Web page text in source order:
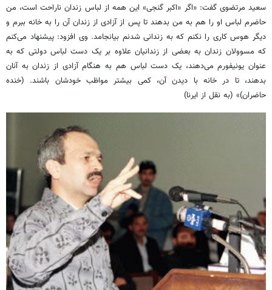
سعید مرتضوی گفت: «اگر «اکبر گنجی» این همه از لباس زندان ناراحت است، من
حاضرم لباس او را هم به من بدهند تا پس از آزادی از زندان آن را به خانه ببرم و
دیگر هوس کاری را نکنم که به زندانی شدنم بیانجامد. وی افزود: پیشنهاد می‌کنم
که مسوولان زندان به بعضی از زندانیان علاوه بر یک دست لباس دولتی که به
عنوان یونیفورم می‌دهند، یک دست لباس هم به هنگام آزادی از زندان به آنان
بدهند، تا در خانه با دیدن آن، کمی بیشتر مواظب خودشان باشند. (خنده
حاضران)» (به نقل از ایرنا)